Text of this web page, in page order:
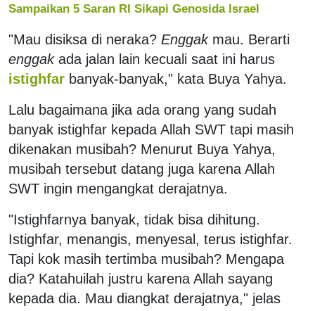
Sampaikan 5 Saran RI Sikapi Genosida Israel
"Mau disiksa di neraka? Enggakmau. Berarti
enggakada jalan lain kecuali saat ini harus
istighfar banyak-banyak," kata Buya Yahya.
Lalu bagaimana jika ada orang yang sudah
banyak istighfar kepada Allah SWT tapi masih
dikenakan musibah? Menurut Buya Yahya,
musibah tersebut datang juga karena Allah
SWT ingin mengangkat derajatnya.
"Istighfarnya banyak, tidak bisa dihitung.
Istighfar, menangis, menyesal, terus istighfar.
Tapi kok masih tertimba musibah? Mengapa
dia? Katahuilah justru karena Allah sayang
kepada dia. Mau diangkat derajatnya," jelas